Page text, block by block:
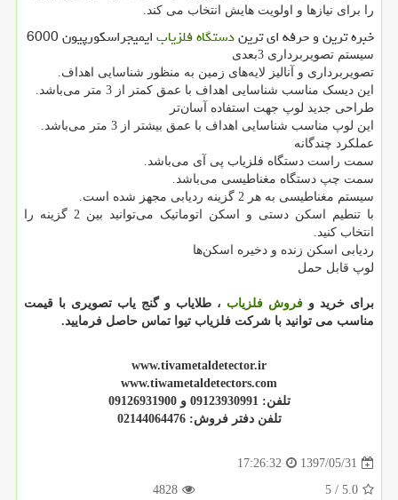
را برای نیازها و اولویت هایش انتخاب می کند.
خبره ترین و حرفه ای تریندستگاه فلزیابایمیجراسکورپیون 6000
سیستم تصویربرداری 3بعدی
تصویربرداری و آنالیز لایه‌های زمین به منظور شناسایی اهداف.
این دیسک مناسب شناسایی اهداف با عمق کمتر از 3 متر می‌باشد.
طراحی جدید لوپ جهت استفاده آسان‌تر
این لوپ مناسب شناسایی اهداف با عمق بیشتر از 3 متر می‌باشد.
عملکرد چندگانه
سمت راست دستگاه فلزیاب پی آی می‌باشد.
سمت چپ دستگاه مغناطیسی می‌باشد.
سیستم مغناطیسی به هر 2 گزینه ردیابی مجهز شده است.
با تنطیم اسکن دستی و اسکن اتوماتیک می‌توانید بین 2 گزینه را
انتخاب کنید.
ردیابی اسکن زنده و دخیره اسکن‌ها
لوپ قابل حمل
برای خرید و فروش فلزیاب ، طلایاب و گنج یاب تصویری با قیمت
مناسب می توانید با شرکت فلزیاب تیوا تماس حاصل فرمایید.
www.tivametaldetector.ir
www.tiwametaldetectors.com
تلفن: 09123930991 و 09126931900
تلفن دفتر فروش: 02144064476
1397/05/31
17:26:32
5.0
/ 5
4828